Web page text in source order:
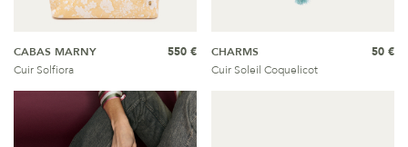
CABAS MARNY
Cuir Solfiora
550 €
CHARMS
Cuir Soleil Coquelicot
50 €